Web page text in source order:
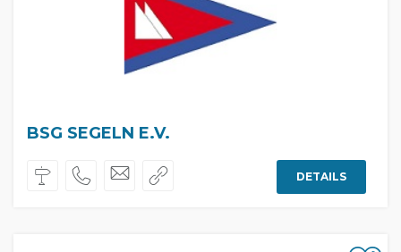
BSG SEGELN E.V.
DETAILS